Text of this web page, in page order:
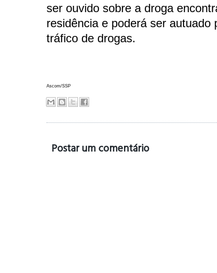
ser ouvido sobre a droga
residência e poderá ser autuado
tráfico de drogas.
Ascom/SSP
Postar um comentário